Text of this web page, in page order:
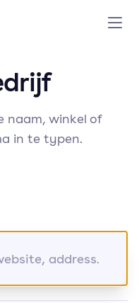
naam, winkel of
in te typen.